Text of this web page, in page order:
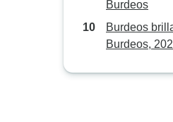
Burdeos
Burdeos
Burdeos,